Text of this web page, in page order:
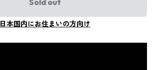
Sold out
日本国内にお住まいの方向け